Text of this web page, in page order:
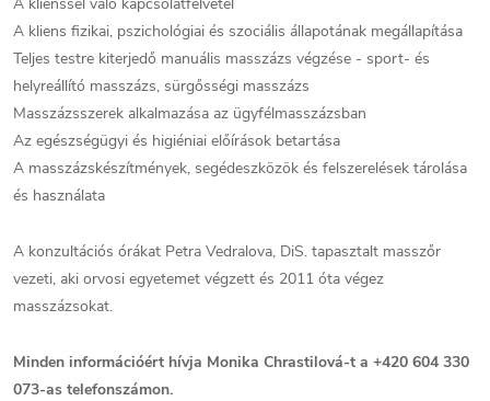
A kliens fizikai, pszichológiai és szociális állapotának megállapítása
Teljes testre kiterjedő manuális masszázs végzése - sport- és
helyreállító masszázs, sürgősségi masszázs
Masszázsszerek alkalmazása az ügyfélmasszázsban
Az egészségügyi és higiéniai előírások betartása
A masszázskészítmények, segédeszközök és felszerelések tárolása
és használata
A konzultációs órákat Petra Vedralova, DiS. tapasztalt masszőr
vezeti, aki orvosi egyetemet végzett és 2011 óta végez
masszázsokat.
Minden információért hívja Monika Chrastilová-t a +420 604 330
073-as telefonszámon.